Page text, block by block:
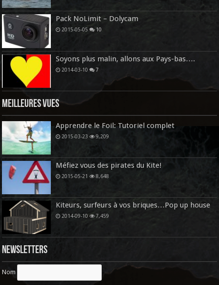
Pack NoLimit – Dolycam
2015-05-05 10
Soyons plus malin, allons aux Pays-bas….
2014-03-10 7
Meilleures vues
Apprendre le Foil: Tutoriel complet
2015-03-23 9,209
Méfiez vous des pirates du Kite!
2015-05-21 8,648
Kiteurs, surfeurs à vos briques…Pop up house
2014-09-10 7,459
Newsletters
Nom